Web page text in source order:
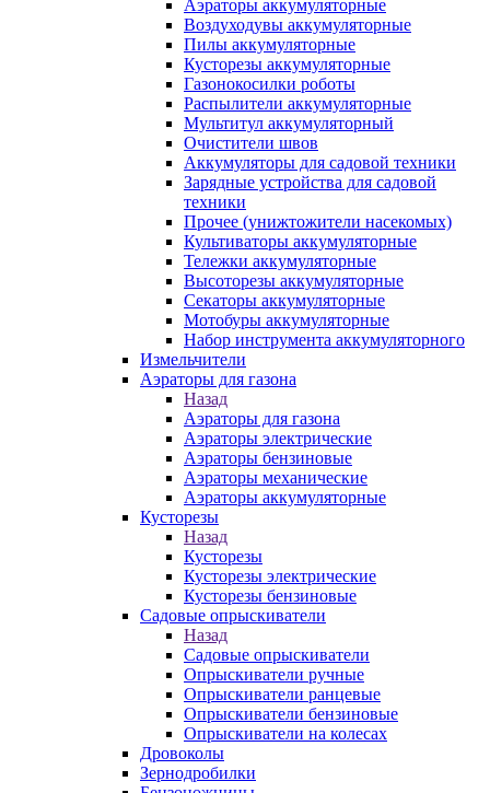
Аэраторы аккумуляторные
Воздуходувы аккумуляторные
Пилы аккумуляторные
Кусторезы аккумуляторные
Газонокосилки роботы
Распылители аккумуляторные
Мультитул аккумуляторный
Очистители швов
Аккумуляторы для садовой техники
Зарядные устройства для садовой
техники
Прочее (унижтожители насекомых)
Культиваторы аккумуляторные
Тележки аккумуляторные
Высоторезы аккумуляторные
Секаторы аккумуляторные
Мотобуры аккумуляторные
Набор инструмента аккумуляторного
Измельчители
Аэраторы для газона
Назад
Аэраторы для газона
Аэраторы электрические
Аэраторы бензиновые
Аэраторы механические
Аэраторы аккумуляторные
Кусторезы
Назад
Кусторезы
Кусторезы электрические
Кусторезы бензиновые
Садовые опрыскиватели
Назад
Садовые опрыскиватели
Опрыскиватели ручные
Опрыскиватели ранцевые
Опрыскиватели бензиновые
Опрыскиватели на колесах
Дровоколы
Зернодробилки